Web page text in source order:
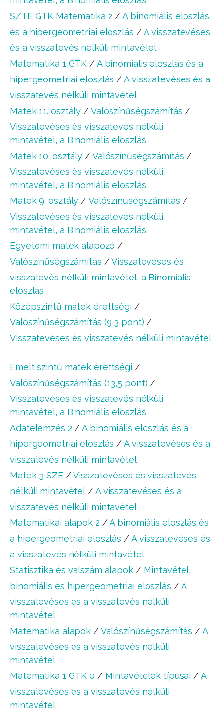
SZTE GTK Matematika 2 / A binomiális eloszlás
és a hipergeometriai eloszlás / A visszatevéses
és a visszatevés nélküli mintavétel
Matematika 1 GTK / A binomiális eloszlás és a
hipergeometriai eloszlás / A visszatevéses és a
visszatevés nélküli mintavétel
Matek 11. osztály / Valószínűségszámítás /
Visszatevéses és visszatevés nélküli
mintavétel, a Binomiális eloszlás
Matek 10. osztály / Valószínűségszámítás /
Visszatevéses és visszatevés nélküli
mintavétel, a Binomiális eloszlás
Matek 9. osztály / Valószínűségszámítás /
Visszatevéses és visszatevés nélküli
mintavétel, a Binomiális eloszlás
Egyetemi matek alapozó /
Valószínűségszámítás / Visszatevéses és
visszatevés nélküli mintavétel, a Binomiális
eloszlás
Középszintű matek érettségi /
Valószínűségszámítás (9,3 pont) /
Visszatevéses és visszatevés nélküli mintavétel
Emelt szintű matek érettségi /
Valószínűségszámítás (13,5 pont) /
Visszatevéses és visszatevés nélküli
mintavétel, a Binomiális eloszlás
Adatelemzés 2 / A binomiális eloszlás és a
hipergeometriai eloszlás / A visszatevéses és a
visszatevés nélküli mintavétel
Matek 3 SZE / Visszatevéses és visszatevés
nélküli mintavétel / A visszatevéses és a
visszatevés nélküli mintavétel
Matematikai alapok 2 / A binomiális eloszlás és
a hipergeometriai eloszlás / A visszatevéses és
a visszatevés nélküli mintavétel
Statisztika és valszám alapok / Mintavétel,
binomiális és hipergeometriai eloszlás / A
visszatevéses és a visszatevés nélküli
mintavétel
Matematika alapok / Valószínűségszámítás / A
visszatevéses és a visszatevés nélküli
mintavétel
Matematika 1 GTK 0 / Mintavételek típusai / A
visszatevéses és a visszatevés nélküli
mintavétel